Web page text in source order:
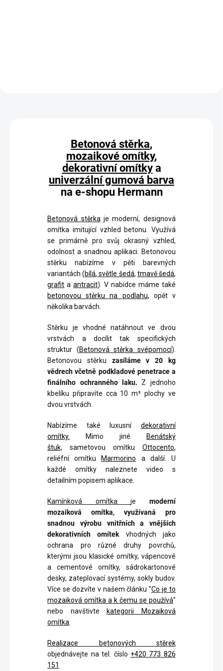
Betonová stěrka,
mozaikové omítky,
dekorativní omítkya
univerzální gumová barva
na e-shopu Hermann
Betonová stěrka je moderní, designová
omítka imitující vzhled betonu. Využívá
se primárně pro svůj okrasný vzhled,
odolnost a snadnou aplikaci. Betonovou
stěrku nabízíme v pěti barevných
variantách(bílá,světle šedá, tmavě šedá,
grafit aantracit). V nabídce máme také
betonovou stěrku na podlahu, opět v
několika barvách.
Stěrku je vhodné natáhnout ve dvou
vrstvách a docílit tak specifických
struktur (Betonová stěrka svépomocí).
Betonovou stěrku zasíláme v 20 kg
vědrech včetně podkladové penetrace a
finálního ochranného laku. Z jednoho
kbelíku připravíte cca 10 m² plochy ve
dvou vrstvách.
Nabízíme také luxusní dekorativní
omítky.
Mimo jiné
Benátský
štuk, sametovou omítku Ottocento,
reliéfní omítku Marmorino a další. U
každé omítky naleznete video s
detailním popisem aplikace.
Kamínková omítkaje moderní
mozaiková omítka, využívaná pro
snadnou výrobu vnitřních a vnějších
dekorativních omítek vhodných jako
ochrana pro různé druhy povrchů,
kterými jsou klasické omítky, vápencové
a cementové omítky, sádrokartonové
desky, zateplovací systémy, sokly budov.
Více se dozvíte v našem článku "Co je to
mozaiková omítka a k čemu se používá"
nebo navštivte
kategorii Mozaiková
omítka
Realizace betonových stěrek
objednávejte na tel. číslo +420 773 826
151